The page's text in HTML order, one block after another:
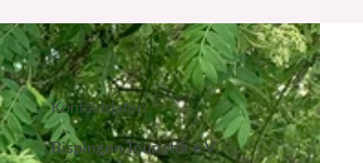
Kontaktdaten
Bispingen Touristik e.V.